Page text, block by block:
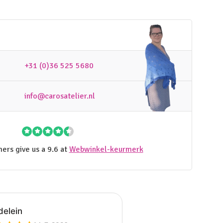
+31 (0)36 525 5680
info@carosatelier.nl
give us a 9.6 at Webwinkel-keurmerk